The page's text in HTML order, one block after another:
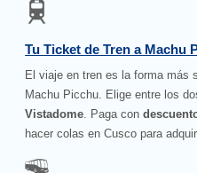
Tu Ticket de Tren a Machu
El viaje en tren es la forma más
Machu Picchu. Elige entre los
Vistadome . Paga con
hacer colas en Cusco para